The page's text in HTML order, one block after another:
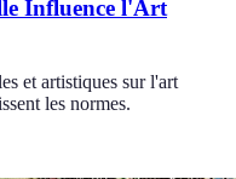
Influence l'Art
et artistiques sur l'art
les normes.